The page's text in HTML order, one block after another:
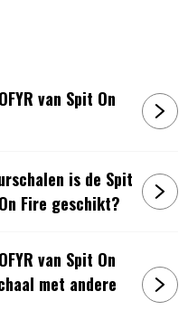
van Spit On
is de Spit
Fire geschikt?
van Spit On
met andere